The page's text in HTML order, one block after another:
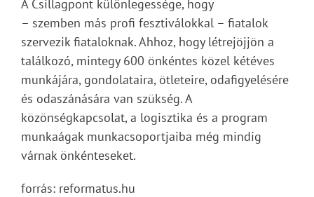
A Csillagpont különlegessége, hogy
– szemben más profi fesztiválokkal – fiatalok
szervezik fiataloknak. Ahhoz, hogy létrejöjjön a
találkozó, mintegy 600 önkéntes közel kétéves
munkájára, gondolataira, ötleteire, odafigyelésére
és odaszánására van szükség. A
közönségkapcsolat, a logisztika és a program
munkaágak munkacsoportjaiba még mindig
várnak önkénteseket.
forrás: reformatus.hu